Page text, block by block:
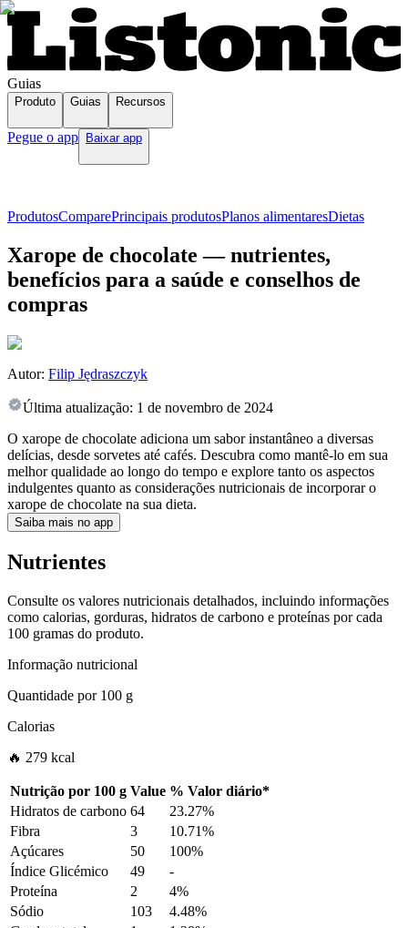
Guias
Produto Guias Recursos
Pegue o app Baixar app
ProdutosComparePrincipais produtosPlanos alimentaresDietas
Xarope de chocolate — nutrientes,
benefícios para a saúde e conselhos de
compras
Autor: Filip Jędraszczyk
Última atualização: 1 de novembro de 2024
O xarope de chocolate adiciona um sabor instantâneo a diversas
delícias, desde sorvetes até cafés. Descubra como mantê-lo em sua
melhor qualidade ao longo do tempo e explore tanto os aspectos
indulgentes quanto as considerações nutricionais de incorporar o
xarope de chocolate na sua dieta.
Saiba mais no app
Nutrientes
Consulte os valores nutricionais detalhados, incluindo informações
como calorias, gorduras, hidratos de carbono e proteínas por cada
100 gramas do produto.
Informação nutricional
Quantidade por100 g
Calorias
🔥 279 kcal
Nutrição por 100 g Value % Valor diário*
Hidratos de carbono 64
23.27%
Fibra
3
10.71%
Açúcares
50
100%
Índice Glicémico
49
-
Proteína
2
4%
Sódio
103
4.48%